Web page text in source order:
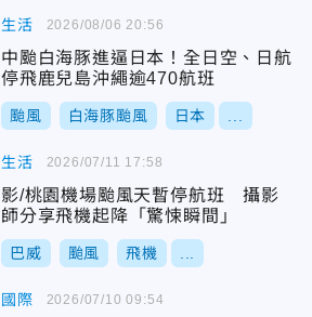
生活
中颱白海豚進逼日本！全日空、日航
停飛鹿兒島沖繩逾470航班
颱風 白海豚颱風 日本
2026/08/06 20:56
生活
影/桃園機場颱風天暫停航班 攝影
師分享飛機起降「驚悚瞬間」
巴威 颱風 飛機
2026/07/11 17:58
國際 2026/07/10 09:54